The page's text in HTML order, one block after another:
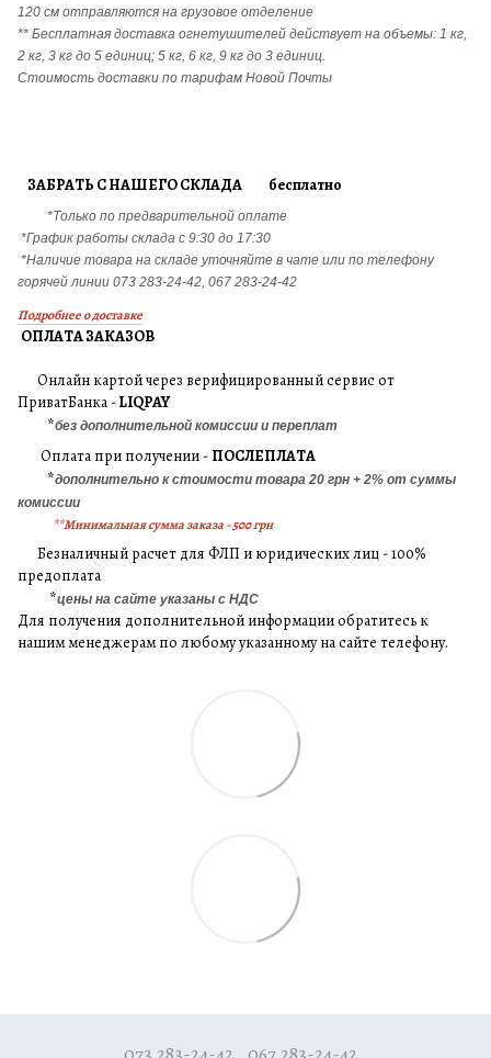
120 см отправляются на грузовое отделение
** Бесплатная доставка огнетушителей действует на объемы: 1 кг,
2 кг, 3 кг до 5 единиц; 5 кг, 6 кг, 9 кг до 3 единиц.
Стоимость доставки по тарифам Новой Почты
ЗАБРАТЬ С НАШЕГО СКЛАДА бесплатно
*Только по предварительной оплате
*График работы склада с 9:30 до 17:30
*Наличие товара на складе уточняйте в чате или по телефону
горячей линии 073 283-24-42, 067 283-24-42
Подробнее о доставке
ОПЛАТА ЗАКАЗОВ
Онлайн картой через верифицированный сервис от
ПриватБанка -LIQPAY
*без дополнительной комиссии и переплат
Оплата при получении - ПОСЛЕПЛАТА
*дополнительно к стоимости товара 20 грн + 2% от суммы
комиссии
**Минимальная сумма заказа - 500 грн
Безналичный расчет для ФЛП и юридических лиц - 100%
предоплата
*цены на сайте указаны с НДС
Для получения дополнительной информации обратитесь к
нашим менеджерам по любому указанному на сайте телефону.